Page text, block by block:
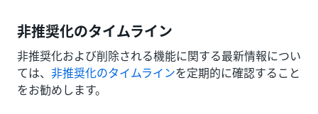
非推奨化のタイムライン
非推奨化および削除される機能に関する最新情報につい
ては、 非推奨化のタイムラインを定期的に確認すること
をお勧めします。